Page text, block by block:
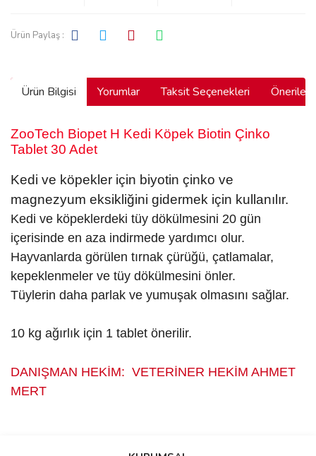
Ürün Paylaş :
Ürün Bilgisi Yorumlar Taksit Seçenekleri
ZooTech Biopet H Kedi Köpek Biotin Çinko
Tablet 30 Adet
Kedi ve köpekler için biyotin çinko ve
magnezyum eksikliğini gidermek için kullanılır.
Kedi ve köpeklerdeki tüy dökülmesini 20 gün
içerisinde en aza indirmede yardımcı olur.
Hayvanlarda görülen tırnak çürüğü, çatlamalar,
kepeklenmeler ve tüy dökülmesini önler.
Tüylerin daha parlak ve yumuşak olmasını sağlar.
10 kg ağırlık için 1 tablet önerilir.
DANIŞMAN HEKİM: VETERİNER HEKİM AHMET
MERT
Bu ürüne ilk yorumu siz yapın!